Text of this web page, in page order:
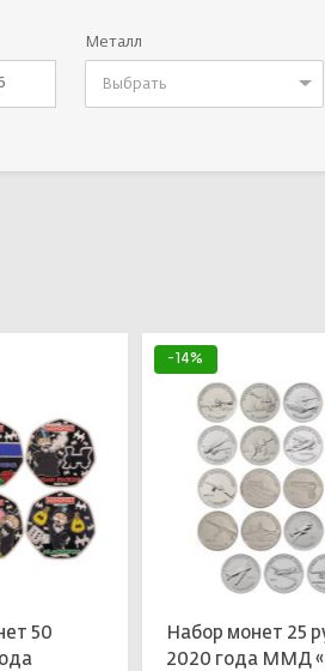
Металл
Выбрать
50
-14%
Набор монет 25
2020 года ММД